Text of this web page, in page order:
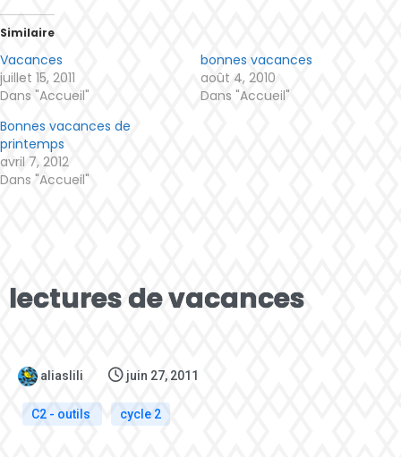
Similaire
Vacances
juillet 15, 2011
Dans "Accueil"
bonnes vacances
août 4, 2010
Dans "Accueil"
Bonnes vacances de
printemps
avril 7, 2012
Dans "Accueil"
lectures de vacances
aliaslili juin 27, 2011
C2 - outils cycle 2